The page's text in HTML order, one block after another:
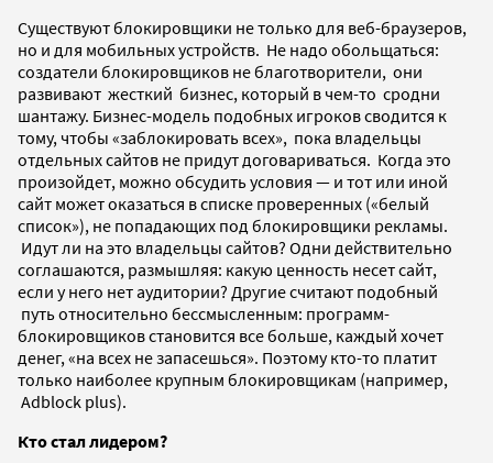
Существуют блокировщики не только для веб-браузеров,
но и для мобильных устройств. Не надо обольщаться:
создатели блокировщиков не благотворители, они
развивают жесткий бизнес, который в чем-то сродни
шантажу. Бизнес-модель подобных игроков сводится к
тому, чтобы «заблокировать всех», пока владельцы
отдельных сайтов не придут договариваться. Когда это
произойдет, можно обсудить условия — и тот или иной
сайт может оказаться в списке проверенных («белый
список»), не попадающих под блокировщики рекламы.
Идут ли на это владельцы сайтов? Одни действительно
соглашаются, размышляя: какую ценность несет сайт,
если у него нет аудитории? Другие считают подобный
путь относительно бессмысленным: программ-
блокировщиков становится все больше, каждый хочет
денег, «на всех не запасешься». Поэтому кто-то платит
только наиболее крупным блокировщикам (например,
Adblock plus).
Кто стал лидером?